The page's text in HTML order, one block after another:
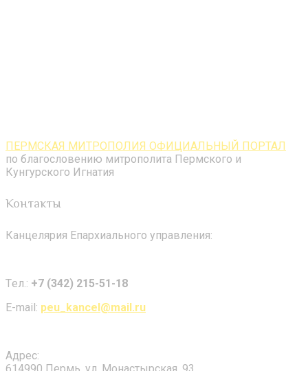
ПЕРМСКАЯ МИТРОПОЛИЯ ОФИЦИАЛЬНЫЙ ПОРТАЛ
по благословению митрополита Пермского и
Кунгурского Игнатия
Контакты
Канцелярия Епархиального управления:
Tел.: +7 (342) 215-51-18
E-mail: peu_kancel@mail.ru
Адрес: